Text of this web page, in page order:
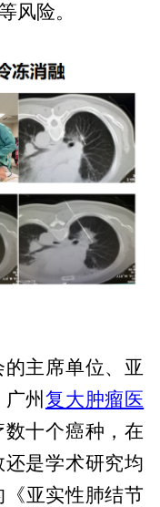
风险。
主席单位、亚
广州复大肿瘤医
十个癌种，在
是学术研究均
《亚实性肺结节